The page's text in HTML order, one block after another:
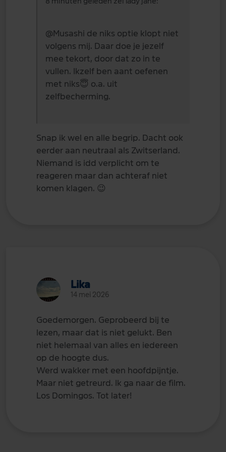
@Musashi de niks optie klopt niet
volgens mij. Daar doe je jezelf
mee tekort, door dat zo in te
vullen. Ikzelf ben aant oefenen
met niks😇 o.a. uit
zelfbecherming.
Snap ik wel en alle begrip. Dacht ook
eerder aan neutraal als Zwitserland.
Niemand is idd verplicht om te
reageren maar dan achteraf niet
komen klagen. 😉
Lika
14 mei 2026
Goedemorgen. Geprobeerd bij te
lezen, maar dat is niet gelukt. Ben
niet helemaal van alles en iedereen
op de hoogte dus.
Werd wakker met een hoofdpijntje.
Maar niet getreurd. Ik ga naar de film.
Los Domingos. Tot later!